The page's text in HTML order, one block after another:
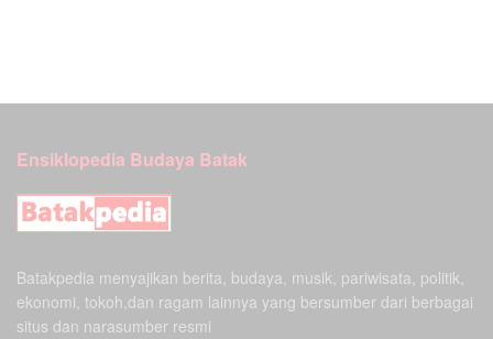
Ensiklopedia Budaya Batak
Batakpedia menyajikan berita, budaya, musik, pariwisata, politik,
ekonomi, tokoh,dan ragam lainnya yang bersumber dari berbagai
situs dan narasumber resmi